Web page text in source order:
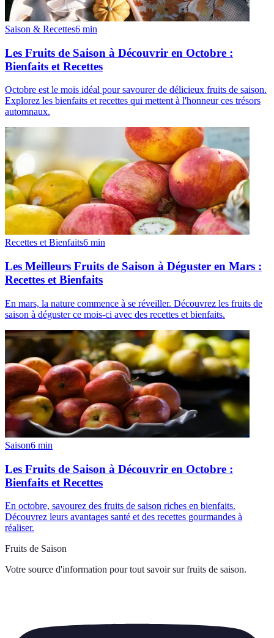
Saison & Recettes6 min
Les Fruits de Saison à Découvrir en Octobre :
Bienfaits et Recettes
Octobre est le mois idéal pour savourer de délicieux fruits de saison.
Explorez les bienfaits et recettes qui mettent à l'honneur ces trésors
automnaux.
Recettes et Bienfaits6 min
Les Meilleurs Fruits de Saison à Déguster en Mars :
Recettes et Bienfaits
En mars, la nature commence à se réveiller. Découvrez les fruits de
saison à déguster ce mois-ci avec des recettes et bienfaits.
Saison6 min
Les Fruits de Saison à Découvrir en Octobre :
Bienfaits et Recettes
En octobre, savourez des fruits de saison riches en bienfaits.
Découvrez leurs avantages santé et des recettes gourmandes à
réaliser.
Fruits de Saison
Votre source d'information pour tout savoir sur fruits de saison.